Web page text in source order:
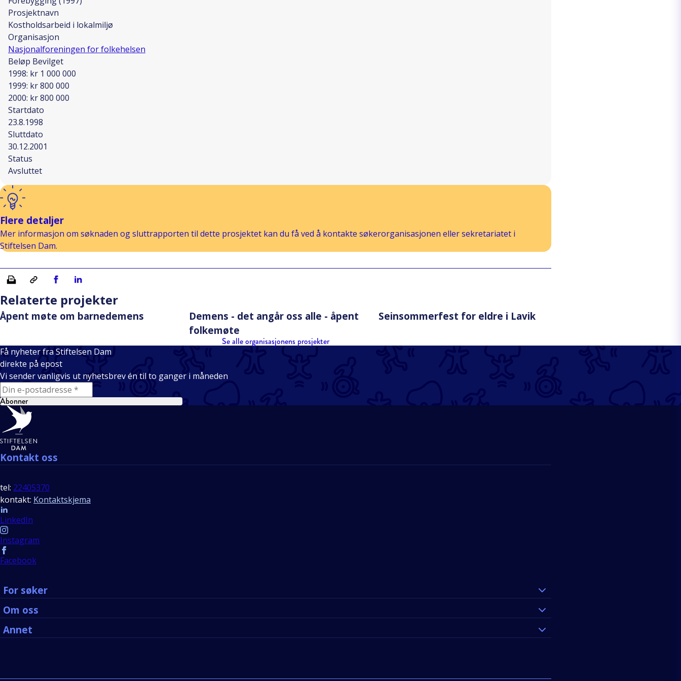
Prosjektnavn
Kostholdsarbeid i lokalmiljø
Organisasjon
Nasjonalforeningen for folkehelsen
Beløp Bevilget
1998: kr 1 000 000
1999: kr 800 000
2000: kr 800 000
Startdato
23.8.1998
Sluttdato
30.12.2001
Status
Avsluttet
Flere detaljer
Mer informasjon om søknaden og sluttrapporten til dette prosjektet kan du få ved å kontakte søkerorganisasjonen eller sekretariatet i
Stiftelsen Dam.
Skriv ut Kopiera länkDel på Facebook
Del på Linkedin
Relaterte projekter
Åpent møte om barnedemens
Demens - det angår oss alle - åpent
folkemøte
Seinsommerfest for eldre i Lavik
Se alle organisasjonens prosjekter
Få nyheter fra Stiftelsen Dam
direkte på epost
Vi sender vanligvis ut nyhetsbrev én til to ganger i måneden
E-mail
Abonner
Bunntekst
Kontakt oss
tel: 22405370
kontakt: Kontaktskjema
Follow us
LinkedIn
Instagram
Facebook
For søker
Om oss
Annet